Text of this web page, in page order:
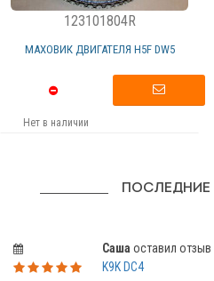
123101804R
МАХОВИК ДВИГАТЕЛЯ H5F DW5
Нет в наличии
Саша оставил отзыв
K9K DC4